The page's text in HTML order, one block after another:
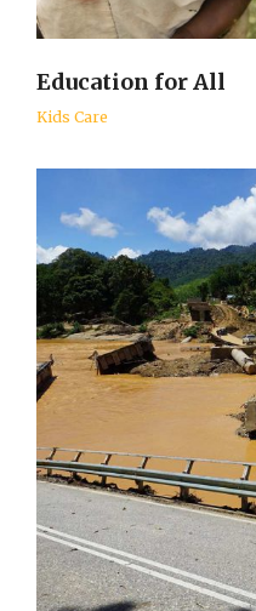
Education for All
Kids Care